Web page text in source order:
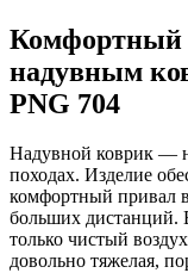
Комфортный
надувным
PNG 704
Надувной коврик —
походах. Изделие
комфортный привал
больших дистанций.
только чистый
довольно тяжелая,